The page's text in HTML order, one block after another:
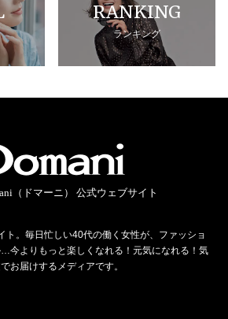
RANKING
ランキング
（ドマーニ） 公式ウェブサイト
ト。毎日忙しい40代の働く女性が、ファッショ
今よりもっと楽しくなれる！元気になれる！気
お届けするメディアです。